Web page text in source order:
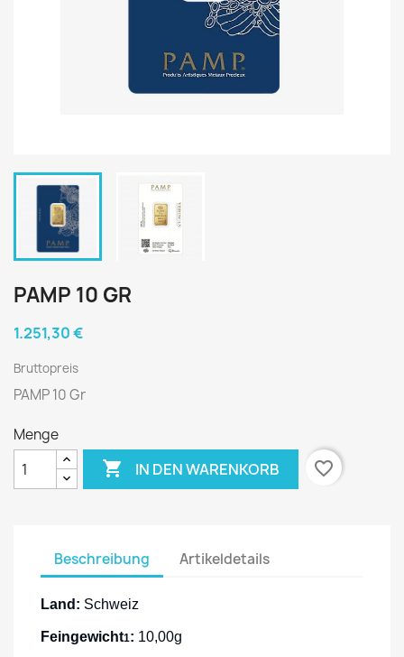
PAMP 10 GR
1.251,30 €
Bruttopreis
PAMP 10 Gr
Menge
 IN DEN WARENKORB favorite_border
Beschreibung Artikeldetails
Land: Schweiz
Feingewicht1: 10,00g